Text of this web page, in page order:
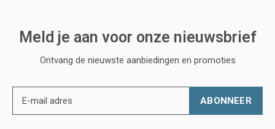
Meld je aan voor onze nieuwsbrief
Ontvang de nieuwste aanbiedingen en promoties
ABONNEER